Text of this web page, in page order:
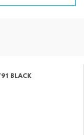
BLACK